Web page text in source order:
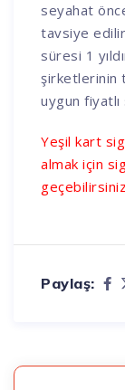
seyahat
tavsiye
süresi 1
şirketlerinin
uygun
Yeşil kart
almak için
Paylaş: